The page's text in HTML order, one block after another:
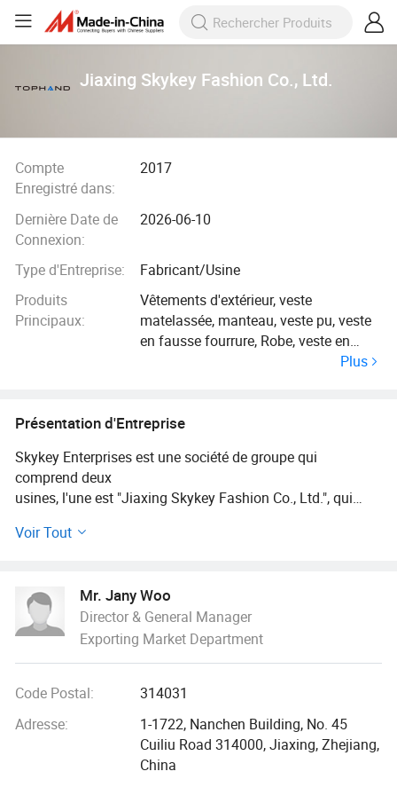
Jiaxing Skykey Fashion Co., Ltd.
Compte
Enregistré dans:
2017
Dernière Date de
Connexion:
2026-06-10
Type d'Entreprise:
Fabricant/Usine
Produits
Principaux:
Vêtements d'extérieur, veste
matelassée, manteau, veste pu, veste
en fausse fourrure, Robe, veste en
laine, vêtements de natation, Blazer,
Chandails
Plus
Présentation d'Entreprise
Skykey Enterprises est une société de groupe qui
comprend deux
usines, l'une est "Jiaxing Skykey Fashion Co., Ltd.", qui
des vêtements tissés, comme des chemisiers, des
, manteau en laine et tweed, veste matelassée, duvet,
styles de fausse fourrure, veste en similicuir, Sweats à
capuche, blouson, blouson en denim, etc. L'
autre est « West Bull Bridge Knitting Sweater Co., Ltd », qui
tricotage, de
3GG à 16GG. 70 % pour les femmes, 20 % pour les
hommes et 10 % pour les enfants.
Voir Tout
Mr. Jany Woo
Director & General Manager
Exporting Market Department
Code Postal:
314031
Adresse:
1-1722, Nanchen Building, No. 45
Cuiliu Road 314000, Jiaxing, Zhejiang,
China